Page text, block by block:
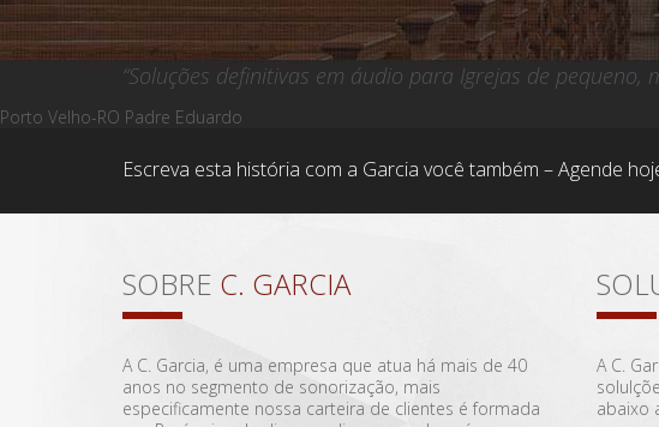
“Soluções definitivas em áudio para Igrejas de pequeno,
Porto Velho-RO Padre Eduardo
Escreva esta história com a Garcia você também – Agende
SOBRE C. GARCIA
A C. Garcia, é uma empresa que atua há mais de 40
anos no segmento de sonorização, mais
especificamente nossa carteira de clientes é formada
A C.
abaixo